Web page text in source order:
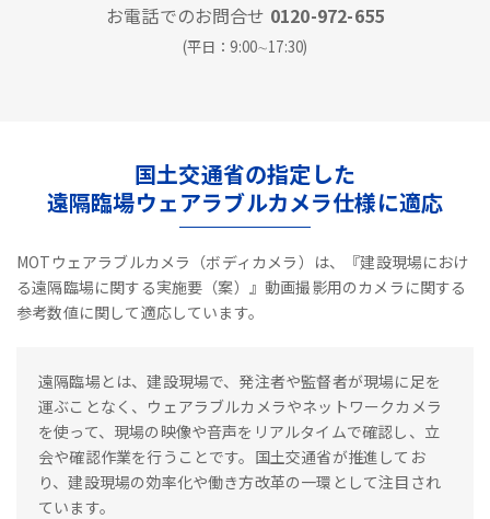
お電話でのお問合せ 0120-972-655
(平日：9:00∼17:30)
国土交通省の指定した
遠隔臨場ウェアラブルカメラ仕様に適応
MOTウェアラブルカメラ（ボディカメラ）は、『建設現場におけ
る遠隔臨場に関する実施要（案）』動画撮影用のカメラに関する
参考数値に関して適応しています。
遠隔臨場とは、建設現場で、発注者や監督者が現場に足を
運ぶことなく、ウェアラブルカメラやネットワークカメラ
を使って、現場の映像や音声をリアルタイムで確認し、立
会や確認作業を行うことです。国土交通省が推進してお
り、建設現場の効率化や働き方改革の一環として注目され
ています。